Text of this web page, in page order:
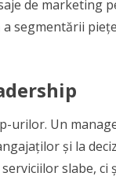
de marketing
segmentării
urilor. Un
și la
slabe, ci